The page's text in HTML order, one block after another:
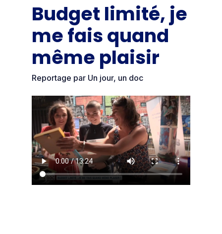
Budget limité, je
me fais quand
même plaisir
Reportage par Un jour, un doc